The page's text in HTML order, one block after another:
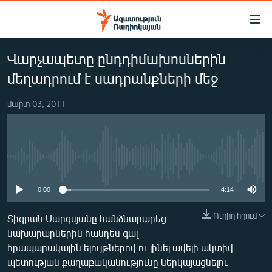
Մատչելիության
հիմնական
բովանդակությանը
Անցնել
հիմնական
մենյուին
ԱԶԱՏՈՒԹՅՈՒՆ TV
ՀԱՅԱՍՏԱՆ
ՔԱՂԱՔԱԿԱՆ
ՏՆՏԵՍՈՒԹՅՈՒՆ
ՂԱՐԱԲԱՂ
ՊԱՏԵՐԱԶՄԻ 6 ՇԱԲԱԹՆԵՐԸ
ՏԱՐԱԾԱՇՐՋԱՆ
Վարչապետը ընդդիմախոսներին
մեղադրում է սադրանքների մեջ
մարտ 03, 2011
0:00 4:14
Ուղիղ հղում
Տիգրան Սարգսյանը հանձնարարեց
նախարարներին հանդես գալ
հրապարակային ելույթներով ու լինել ավելի ակտիվ
պետության քաղաքականությունը ներկայացնելու